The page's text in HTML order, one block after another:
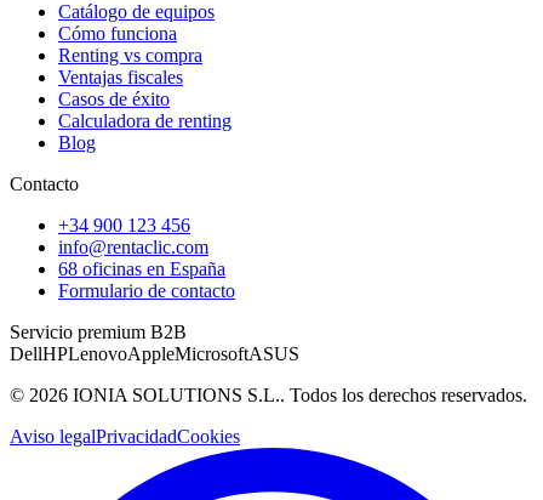
Catálogo de equipos
Cómo funciona
Renting vs compra
Ventajas fiscales
Casos de éxito
Calculadora de renting
Blog
Contacto
+34 900 123 456
info@rentaclic.com
68 oficinas en España
Formulario de contacto
Servicio premium B2B
DellHPLenovoAppleMicrosoftASUS
© 2026 IONIA SOLUTIONS S.L.. Todos los derechos reservados.
Aviso legalPrivacidadCookies